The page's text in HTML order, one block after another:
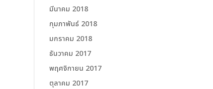
มีนาคม 2018
กุมภาพันธ์ 2018
มกราคม 2018
ธันวาคม 2017
พฤศจิกายน 2017
ตุลาคม 2017